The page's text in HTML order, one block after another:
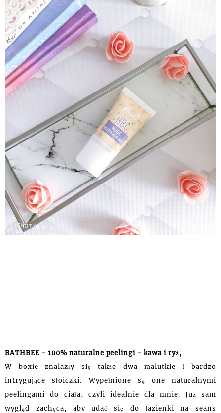
BATHBEE - 100% naturalne peelingi - kawa i ryż,
W boxie znalazły się także dwa malutkie i bardzo
intrygujące słoiczki. Wypełnione są one naturalnymi
peelingami do ciała, czyli idealnie dla mnie. Już sam
wygląd zachęca, aby udać się do łazienki na seans